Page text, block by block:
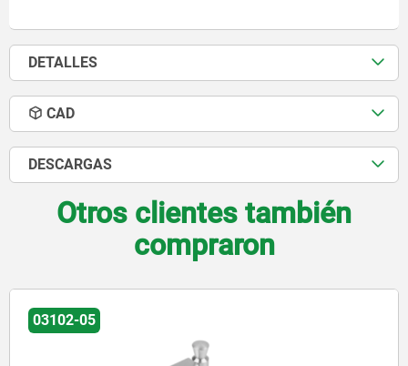
DETALLES
CAD
DESCARGAS
Otros clientes también
compraron
03099-20